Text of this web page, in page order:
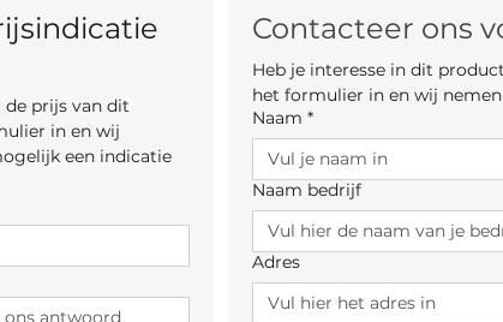
de prijs van dit
in en wij
een indicatie
Contacteer ons
Heb je interesse in dit
het formulier in en wij
Naam *
Naam bedrijf
Adres